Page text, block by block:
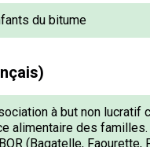
du bitume
à but non
alimentaire des
(Bagatelle, Faourette,